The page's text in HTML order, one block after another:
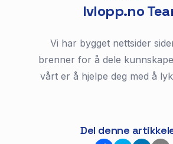
lvlopp.no
Vi har bygget nettsider
brenner for å dele
vårt er å hjelpe deg med å
Del denne